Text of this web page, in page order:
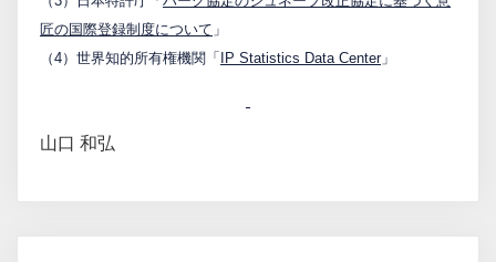
匠の国際登録制度について 」
（4）世界知的所有権機関「
IP Statistics Data Center」
山口 和弘